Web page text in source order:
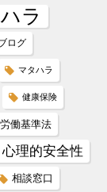
ラ
ログ
マタハラ
健康保険
労働基準法
心理的安全性
相談窓口